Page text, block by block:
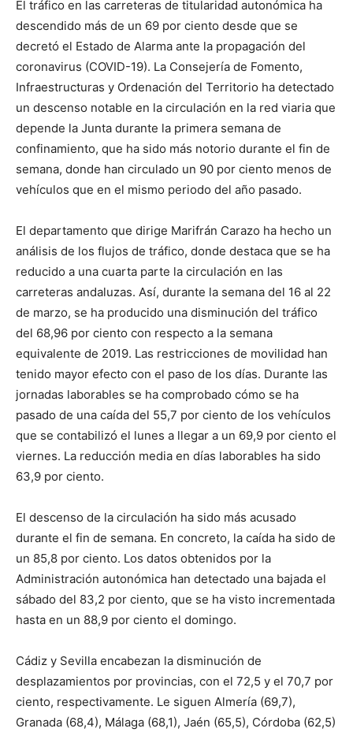
El tráfico en las carreteras de titularidad autonómica ha
descendido más de un 69 por ciento desde que se
decretó el Estado de Alarma ante la propagación del
coronavirus (COVID-19). La Consejería de Fomento,
Infraestructuras y Ordenación del Territorio ha detectado
un descenso notable en la circulación en la red viaria que
depende la Junta durante la primera semana de
confinamiento, que ha sido más notorio durante el fin de
semana, donde han circulado un 90 por ciento menos de
vehículos que en el mismo periodo del año pasado.
El departamento que dirige Marifrán Carazo ha hecho un
análisis de los flujos de tráfico, donde destaca que se ha
reducido a una cuarta parte la circulación en las
carreteras andaluzas. Así, durante la semana del 16 al 22
de marzo, se ha producido una disminución del tráfico
del 68,96 por ciento con respecto a la semana
equivalente de 2019. Las restricciones de movilidad han
tenido mayor efecto con el paso de los días. Durante las
jornadas laborables se ha comprobado cómo se ha
pasado de una caída del 55,7 por ciento de los vehículos
que se contabilizó el lunes a llegar a un 69,9 por ciento el
viernes. La reducción media en días laborables ha sido
63,9 por ciento.
El descenso de la circulación ha sido más acusado
durante el fin de semana. En concreto, la caída ha sido de
un 85,8 por ciento. Los datos obtenidos por la
Administración autonómica han detectado una bajada el
sábado del 83,2 por ciento, que se ha visto incrementada
hasta en un 88,9 por ciento el domingo.
Cádiz y Sevilla encabezan la disminución de
desplazamientos por provincias, con el 72,5 y el 70,7 por
ciento, respectivamente. Le siguen Almería (69,7),
Granada (68,4), Málaga (68,1), Jaén (65,5), Córdoba (62,5)